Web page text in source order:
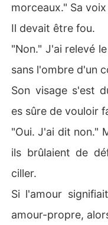
morceaux." Sa
Il devait être fou.
"Non." J'ai relevé
sans l'ombre d'un
Son visage s'est
es sûre de vouloir
"Oui. J'ai dit non."
ils brûlaient de
ciller.
Si l'amour
amour-propre,